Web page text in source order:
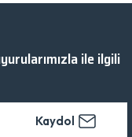
ile ilgili
Kaydol